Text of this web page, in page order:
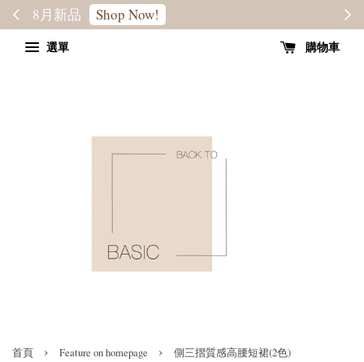
轉季優惠8折
選單 購物車
首頁 › Feature on homepage › 側三摺質感高腰短裙(2色)